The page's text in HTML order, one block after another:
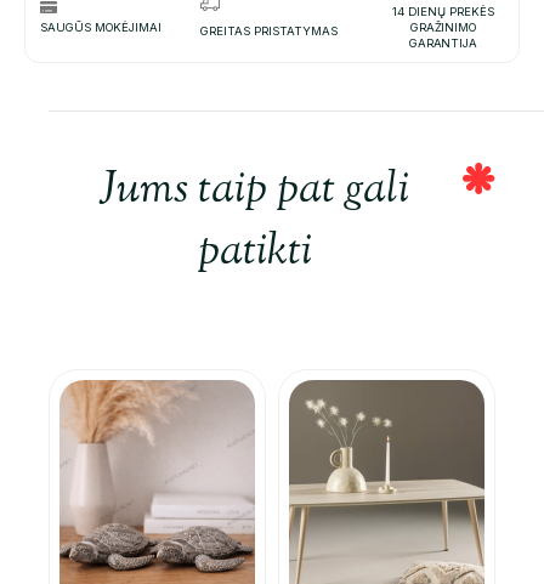
SAUGŪS MOKĖJIMAI GREITAS PRISTATYMAS
14 DIENŲ PREKĖS
GRAŽINIMO
GARANTIJA
Jums taip pat gali
patikti